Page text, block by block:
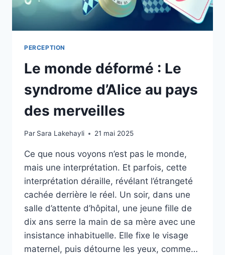
PERCEPTION
Le monde déformé : Le
syndrome d’Alice au pays
des merveilles
Par Sara Lakehayli 21 mai 2025
Ce que nous voyons n’est pas le monde,
mais une interprétation. Et parfois, cette
interprétation déraille, révélant l’étrangeté
cachée derrière le réel. Un soir, dans une
salle d’attente d’hôpital, une jeune fille de
dix ans serre la main de sa mère avec une
insistance inhabituelle. Elle fixe le visage
maternel, puis détourne les yeux, comme…